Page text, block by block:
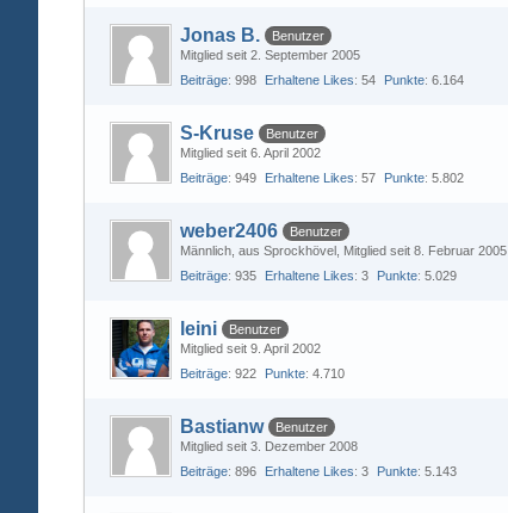
Jonas B.
Benutzer
Mitglied seit 2. September 2005
Beiträge 998 Erhaltene Likes 54 Punkte 6.164
S-Kruse
Benutzer
Mitglied seit 6. April 2002
Beiträge 949 Erhaltene Likes 57 Punkte 5.802
weber2406
Benutzer
Männlich aus Sprockhövel Mitglied seit 8. Februar 2005
Beiträge 935 Erhaltene Likes 3 Punkte 5.029
leini
Benutzer
Mitglied seit 9. April 2002
Beiträge 922 Punkte 4.710
Bastianw
Benutzer
Mitglied seit 3. Dezember 2008
Beiträge 896 Erhaltene Likes 3 Punkte 5.143